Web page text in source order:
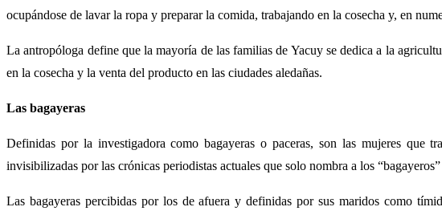
ocupándose de lavar la ropa y preparar la comida, trabajando en la cosecha y, en
La antropóloga define que la mayoría de las familias de Yacuy se dedica a la
en la cosecha y la venta del producto en las ciudades aledañas.
Las bagayeras
Definidas por la investigadora como bagayeras o paceras, son las mujeres que
invisibilizadas por las crónicas periodistas actuales que solo nombra a los
Las bagayeras percibidas por los de afuera y definidas por sus maridos como